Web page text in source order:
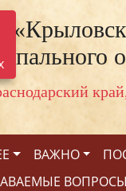
ВАЖНО
ВОПРОСЫ